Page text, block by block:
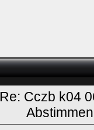
Re: Cczb k04